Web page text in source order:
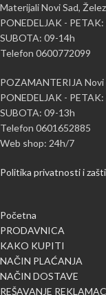
Materijali Novi Sad,
PONEDELJAK -
SUBOTA: 09-14h
Telefon 0600772099
POZAMANTERIJA Novi
PONEDELJAK -
SUBOTA: 09-13h
Telefon 0601652885
Web shop: 24h/7
Politika privatnosti i
Početna
PRODAVNICA
KAKO KUPITI
NAČIN PLAĆANJA
NAČIN DOSTAVE
REŠAVANJE